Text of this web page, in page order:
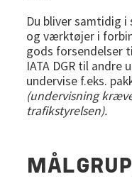
Du bliver samtidig
og værktøjer i
gods forsendelser
IATA DGR til andre
undervise f.eks.
(undervisning
trafikstyrelsen).